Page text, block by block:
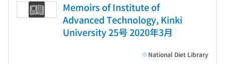
Memoirs of Institute of
Advanced Technology, Kinki
University 25号 2020年3月
National Diet Library